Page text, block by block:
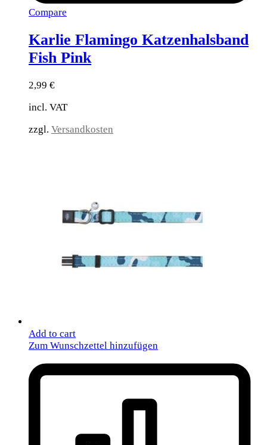
Compare
Karlie Flamingo Katzenhalsband
Fish Pink
2,99 €
incl. VAT
zzgl. Versandkosten
Add to cart
Zum Wunschzettel hinzufügen